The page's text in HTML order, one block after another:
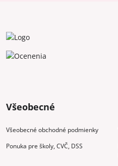
Všeobecné
Všeobecné obchodné podmienky
Ponuka pre školy, CVČ, DSS